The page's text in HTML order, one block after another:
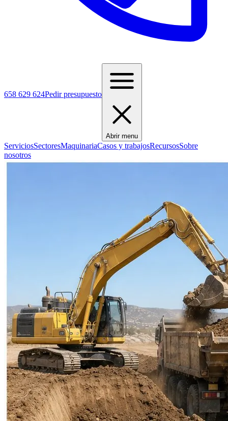
658 629 624Pedir presupuesto
Abrir menu
ServiciosSectoresMaquinariaCasos y trabajosRecursosSobre
nosotros